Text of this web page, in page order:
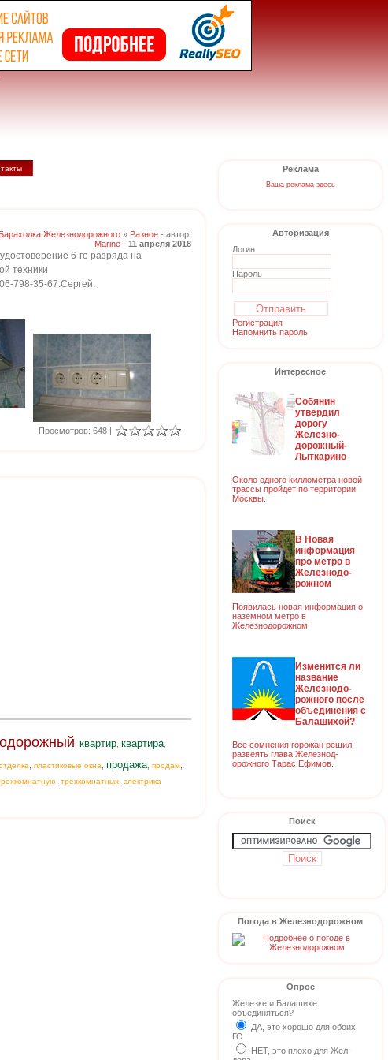
Барахолка Железнодорожного » Разное - автор:
Marine - 11 апреля 2018
6-го разряда на
техники
798-35-67.Сергей.
Просмотров: 648 |
квартир, квартира,
пластиковые окна продажа продам
трехкомнатных электрика
Реклама
Ваша реклама здесь
Авторизация
Логин
Пароль
Регистрация
Напомнить пароль
Интересное
Собянин
утвердил
дорогу
Железно-
дорожный-
Лыткарино
Около одного киллометра новой
трассы пройдет по территории
Москвы.
В Новая
информация
про метро в
Железнодо-
рожном
Появилась новая информация о
наземном метро в
Железнодорожном
Изменится ли
название
Железнодо-
рожного после
объединения с
Балашихой?
Все сомнения горожан решил
развеять глава Железнод-
орожного Тарас Ефимов.
Поиск
Погода в Железнодорожном
Опрос
Железке и Балашихе
объединяться?
ДА, это хорошо для обоих
ГО
НЕТ, это плохо для Жел-